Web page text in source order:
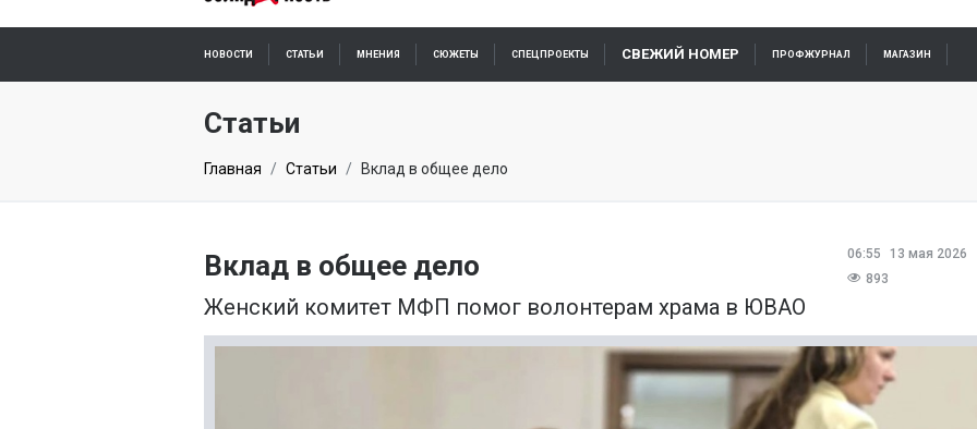
НОВОСТИ СТАТЬИ МНЕНИЯ СЮЖЕТЫ СПЕЦПРОЕКТЫ СВЕЖИЙ НОМЕР ПРОФЖУРНАЛ МАГАЗИН
Статьи
Главная Статьи Вклад в общее дело
06:55
13 мая 2026
893
Вклад в общее дело
Женский комитет МФП помог волонтерам храма в ЮВАО